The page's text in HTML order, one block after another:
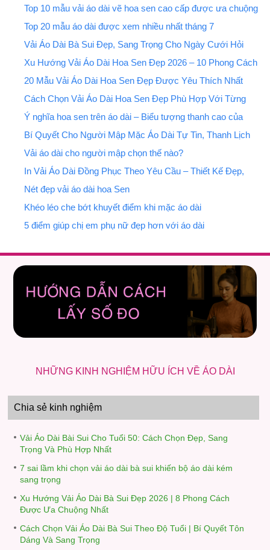
Top 10 mẫu vải áo dài vẽ hoa sen cao cấp được ưa chuộng
nhất năm 2026
Top 20 mẫu áo dài được xem nhiều nhất tháng 7
Vải Áo Dài Bà Sui Đẹp, Sang Trọng Cho Ngày Cưới Hỏi
Xu Hướng Vải Áo Dài Hoa Sen Đẹp 2026 – 10 Phong Cách
Được Yêu Thích Nhất
20 Mẫu Vải Áo Dài Hoa Sen Đẹp Được Yêu Thích Nhất
Cách Chọn Vải Áo Dài Hoa Sen Đẹp Phù Hợp Với Từng
Độ Tuổi
Ý nghĩa hoa sen trên áo dài – Biểu tượng thanh cao của
người phụ nữ Việt
Bí Quyết Cho Người Mập Mặc Áo Dài Tự Tin, Thanh Lịch
Vải áo dài cho người mập chọn thế nào?
In Vải Áo Dài Đồng Phục Theo Yêu Cầu – Thiết Kế Đẹp,
Giá Xưởng
Nét đẹp vải áo dài hoa Sen
Khéo léo che bớt khuyết điểm khi mặc áo dài
5 điểm giúp chị em phụ nữ đẹp hơn với áo dài
NHỮNG KINH NGHIỆM HỮU ÍCH VỀ ÁO DÀI
Chia sẻ kinh nghiệm
Vải Áo Dài Bài Sui Cho Tuổi 50: Cách Chọn Đẹp, Sang
Trọng Và Phù Hợp Nhất
7 sai lầm khi chọn vải áo dài bà sui khiến bộ áo dài kém
sang trọng
Xu Hướng Vải Áo Dài Bà Sui Đẹp 2026 | 8 Phong Cách
Được Ưa Chuộng Nhất
Cách Chọn Vải Áo Dài Bà Sui Theo Độ Tuổi | Bí Quyết Tôn
Dáng Và Sang Trọng